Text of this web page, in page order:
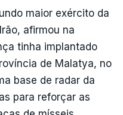
maior exército da
afirmou na
tinha implantado
de Malatya, no
base de radar da
para reforçar as